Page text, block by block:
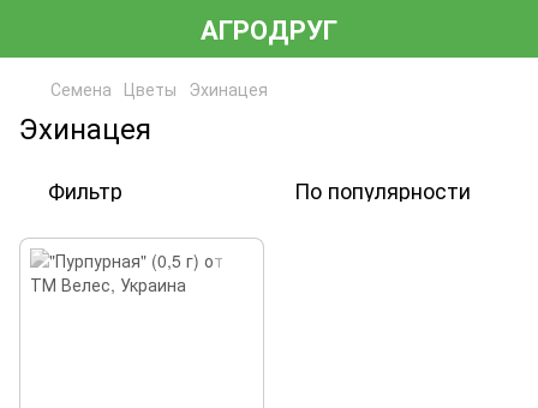
АГРОДРУГ
Семена Цветы Эхинацея
Эхинацея
Фильтр По популярности